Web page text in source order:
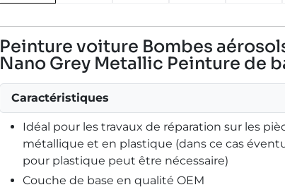
Peinture voiture Bombes
Nano Grey Metallic Peinture de
Caractéristiques
Idéal pour les travaux de réparation sur les
métallique et en plastique (dans ce cas
pour plastique peut être nécessaire)
Couche de base en qualité OEM